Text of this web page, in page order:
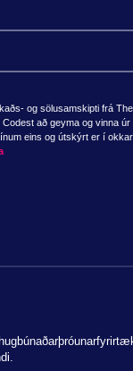
og sölusamskipti frá The
að geyma og vinna úr
eins og útskýrt er í okkar